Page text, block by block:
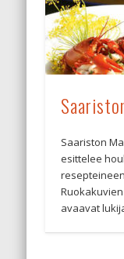
Saariston
esittelee
avaavat